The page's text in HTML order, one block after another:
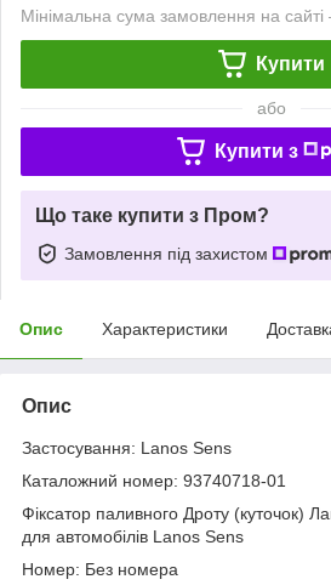
Мінімальна сума замовлення на
Купити
або
Купити з
Що таке купити з Пром?
Замовлення під захистом
Опис Характеристики
Опис
Застосування: Lanos Sens
Каталожний номер: 93740718-01
Фіксатор паливного Дроту (куточок)
для автомобілів Lanos Sens
Номер: Без номера